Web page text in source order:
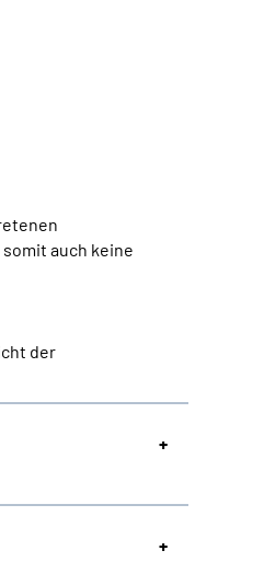
auch keine
der